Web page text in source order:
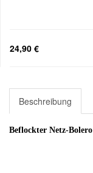
24,90 €
Beschreibung
Beflockter Netz-Bolero